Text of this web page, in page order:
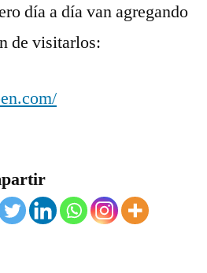
día a día van agregando
de visitarlos: